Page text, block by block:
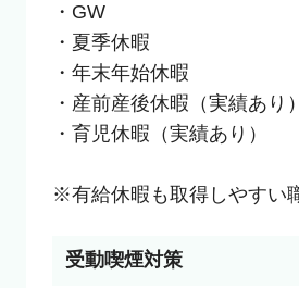
・GW
・夏季休暇
・年末年始休暇
・産前産後休暇（実績あり）
・育児休暇（実績あり）
※有給休暇も取得しやすい
受動喫煙対策